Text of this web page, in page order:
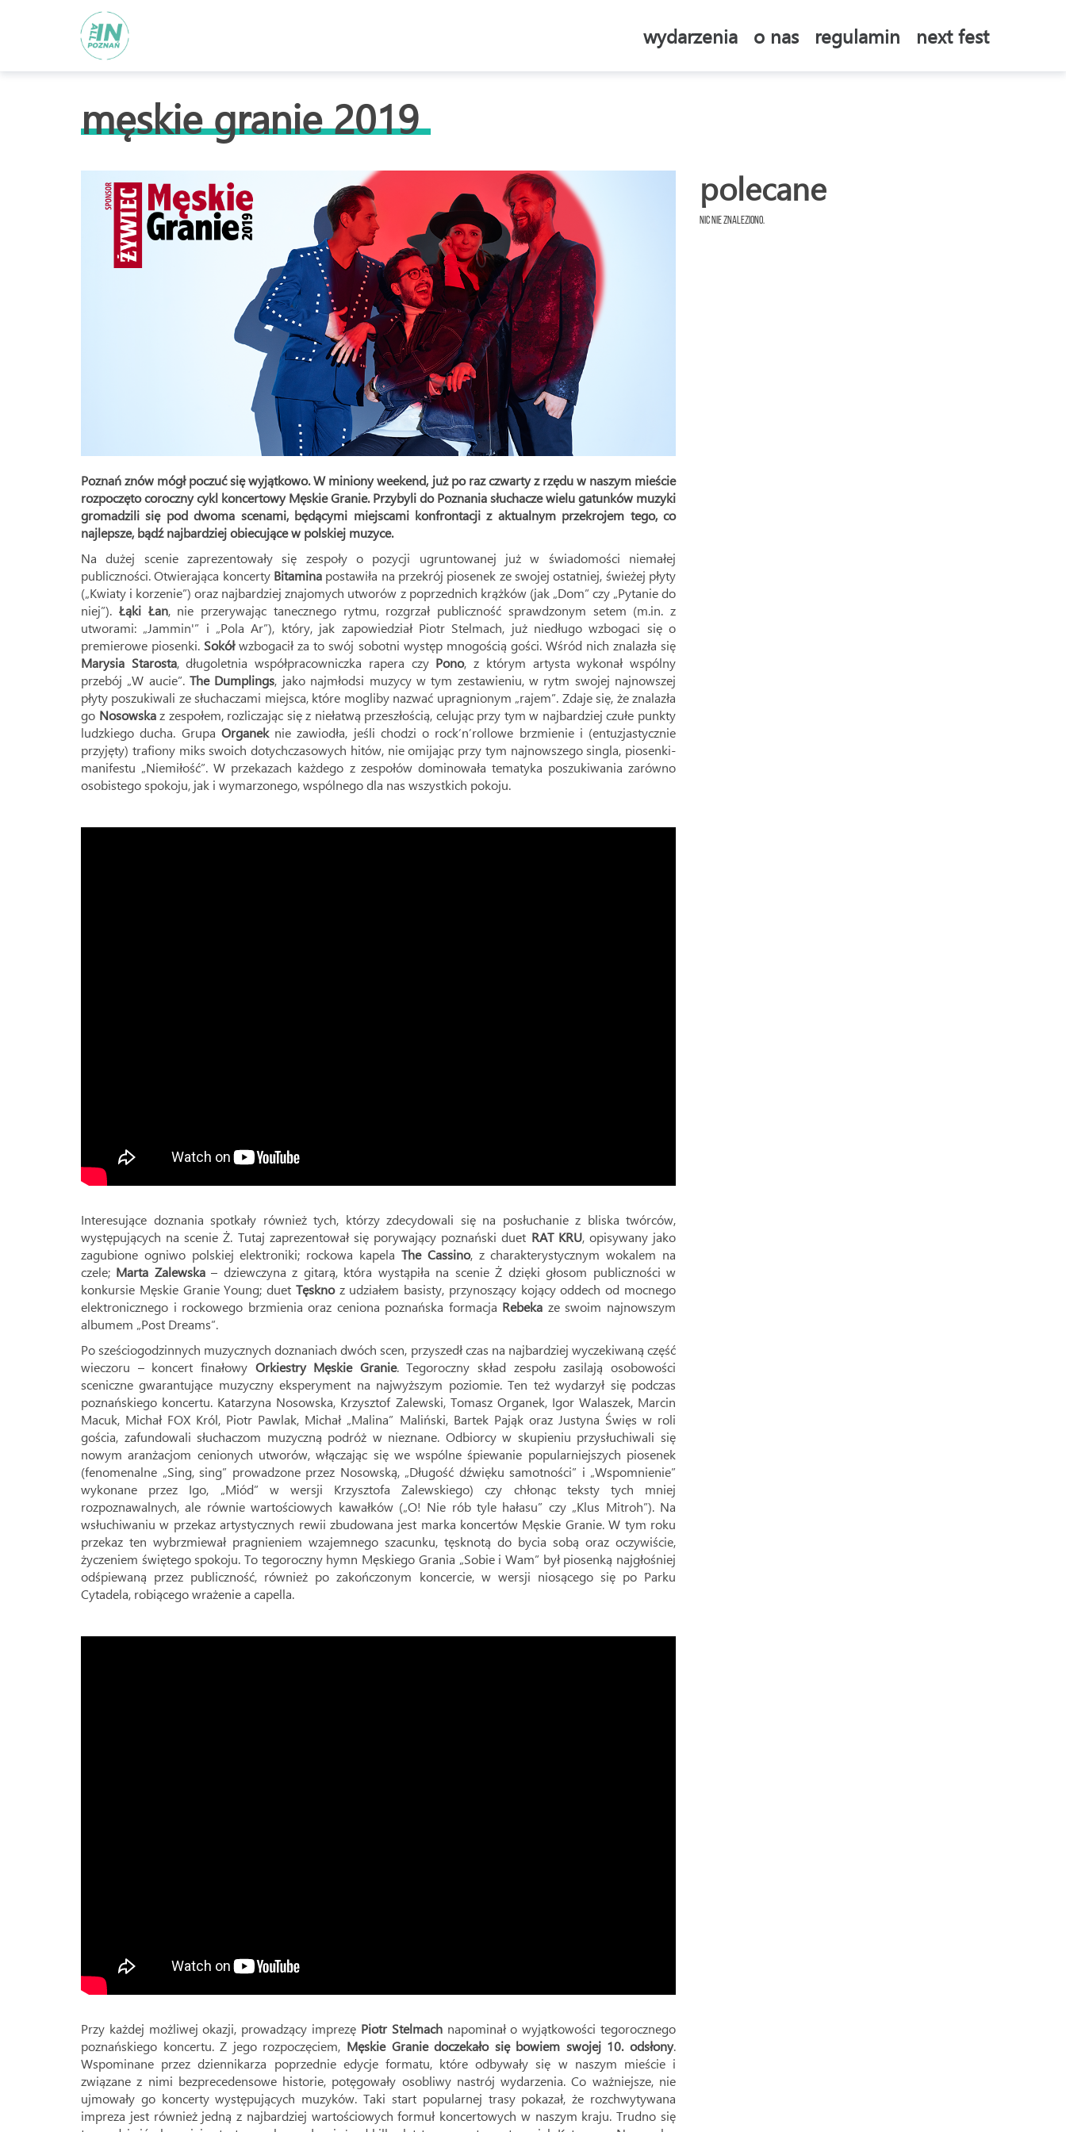
wydarzenia o nas regulamin next fest
męskie granie 2019
Poznań znów mógł poczuć się wyjątkowo. W miniony weekend, już po raz czwarty z rzędu w naszym mieście
rozpoczęto coroczny cykl koncertowy Męskie Granie. Przybyli do Poznania słuchacze wielu gatunków muzyki
gromadzili się pod dwoma scenami, będącymi miejscami konfrontacji z aktualnym przekrojem tego, co
najlepsze, bądź najbardziej obiecujące w polskiej muzyce.
Na dużej scenie zaprezentowały się zespoły o pozycji ugruntowanej już w świadomości niemałej
publiczności. Otwierająca koncerty Bitamina postawiła na przekrój piosenek ze swojej ostatniej, świeżej płyty
(„Kwiaty i korzenie”) oraz najbardziej znajomych utworów z poprzednich krążków (jak „Dom” czy „Pytanie do
niej”). Łąki Łan, nie przerywając tanecznego rytmu, rozgrzał publiczność sprawdzonym setem (m.in. z
utworami: „Jammin'” i „Pola Ar”), który, jak zapowiedział Piotr Stelmach, już niedługo wzbogaci się o
premierowe piosenki. Sokółwzbogacił za to swój sobotni występ mnogością gości. Wśród nich znalazła się
Marysia Starosta, długoletnia współpracowniczka rapera czy Pono, z którym artysta wykonał wspólny
przebój „W aucie”.The Dumplings, jako najmłodsi muzycy w tym zestawieniu, w rytm swojej najnowszej
płyty poszukiwali ze słuchaczami miejsca, które mogliby nazwać upragnionym „rajem”. Zdaje się, że znalazła
go Nosowskaz zespołem, rozliczając się z niełatwą przeszłością, celując przy tym w najbardziej czułe punkty
ludzkiego ducha. Grupa Organeknie zawiodła, jeśli chodzi o rock’n’rollowe brzmienie i (entuzjastycznie
przyjęty) trafiony miks swoich dotychczasowych hitów, nie omijając przy tym najnowszego singla, piosenki-
manifestu „Niemiłość”. W przekazach każdego z zespołów dominowała tematyka poszukiwania zarówno
osobistego spokoju, jak i wymarzonego, wspólnego dla nas wszystkich pokoju.
Interesujące doznania spotkały również tych, którzy zdecydowali się na posłuchanie z bliska twórców,
występujących na scenie Ż. Tutaj zaprezentował się porywający poznański duet RAT KRU, opisywany jako
zagubione ogniwo polskiej elektroniki; rockowa kapela The Cassino, z charakterystycznym wokalem na
czele; Marta Zalewska– dziewczyna z gitarą, która wystąpiła na scenie Ż dzięki głosom publiczności w
konkursie Męskie Granie Young; duet Tęsknoz udziałem basisty, przynoszący kojący oddech od mocnego
elektronicznego i rockowego brzmienia oraz ceniona poznańska formacja Rebeka ze swoim najnowszym
albumem „Post Dreams”.
Po sześciogodzinnych muzycznych doznaniach dwóch scen, przyszedł czas na najbardziej wyczekiwaną część
wieczoru – koncert finałowy Orkiestry Męskie Granie. Tegoroczny skład zespołu zasilają osobowości
sceniczne gwarantujące muzyczny eksperyment na najwyższym poziomie. Ten też wydarzył się podczas
poznańskiego koncertu. Katarzyna Nosowska, Krzysztof Zalewski, Tomasz Organek, Igor Walaszek, Marcin
Macuk, Michał FOX Król, Piotr Pawlak, Michał „Malina” Maliński, Bartek Pająk oraz Justyna Święs w roli
gościa, zafundowali słuchaczom muzyczną podróż w nieznane. Odbiorcy w skupieniu przysłuchiwali się
nowym aranżacjom cenionych utworów, włączając się we wspólne śpiewanie popularniejszych piosenek
(fenomenalne „Sing, sing” prowadzone przez Nosowską, „Długość dźwięku samotności” i „Wspomnienie”
wykonane przez Igo, „Miód” w wersji Krzysztofa Zalewskiego) czy chłonąc teksty tych mniej
rozpoznawalnych, ale równie wartościowych kawałków („O! Nie rób tyle hałasu” czy „Klus Mitroh”). Na
wsłuchiwaniu w przekaz artystycznych rewii zbudowana jest marka koncertów Męskie Granie. W tym roku
przekaz ten wybrzmiewał pragnieniem wzajemnego szacunku, tęsknotą do bycia sobą oraz oczywiście,
życzeniem świętego spokoju. To tegoroczny hymn Męskiego Grania „Sobie i Wam” był piosenką najgłośniej
odśpiewaną przez publiczność, również po zakończonym koncercie, w wersji niosącego się po Parku
Cytadela, robiącego wrażenie a capella.
Przy każdej możliwej okazji, prowadzący imprezę Piotr Stelmach napominał o wyjątkowości tegorocznego
poznańskiego koncertu. Z jego rozpoczęciem, Męskie Granie doczekało się bowiem swojej 10. odsłony.
Wspominane przez dziennikarza poprzednie edycje formatu, które odbywały się w naszym mieście i
związane z nimi bezprecedensowe historie, potęgowały osobliwy nastrój wydarzenia. Co ważniejsze, nie
ujmowały go koncerty występujących muzyków. Taki start popularnej trasy pokazał, że rozchwytywana
impreza jest również jedną z najbardziej wartościowych formuł koncertowych w naszym kraju. Trudno się
polecane
Nic nie znaleziono.